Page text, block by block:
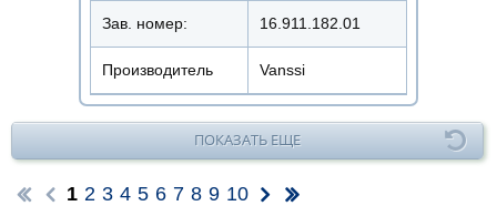
Зав. номер: 16.911.182.01
Производитель Vanssi
ПОКАЗАТЬ ЕЩЕ
1 2 3 4 5 6 7 8 9 10